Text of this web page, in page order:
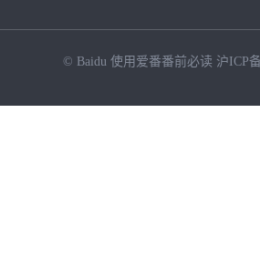
© Baidu 使用爱番番前必读 沪ICP